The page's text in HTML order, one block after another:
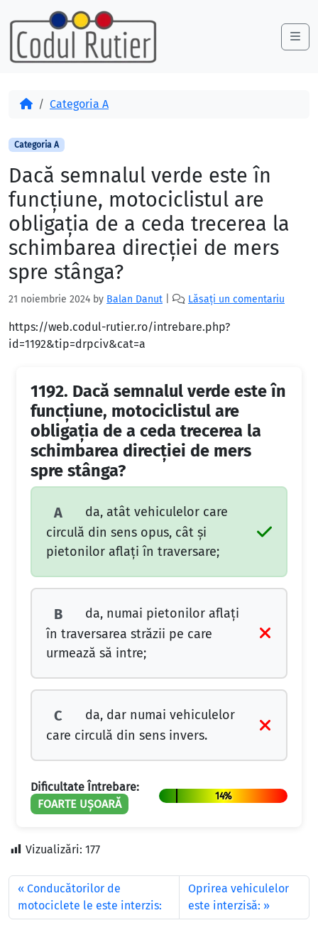
Skip to content
Skip to footer
AcasăCategoria A
Categoria A
Dacă semnalul verde este în
funcţiune, motociclistul are
obligaţia de a ceda trecerea la
schimbarea direcţiei de mers
spre stânga?
21 noiembrie 2024 by Balan Danut Lăsați un comentariu
https://web.codul-rutier.ro/intrebare.php?
id=1192&tip=drpciv&cat=a
1192. Dacă semnalul verde este în
funcţiune, motociclistul are
obligaţia de a ceda trecerea la
schimbarea direcţiei de mers
spre stânga?
A
da, atât vehiculelor care
circulă din sens opus, cât şi
pietonilor aflaţi în traversare;
B
da, numai pietonilor aflaţi
în traversarea străzii pe care
urmează să intre;
C
da, dar numai vehiculelor
care circulă din sens invers.
Dificultate Întrebare:
FOARTE UȘOARĂ
14%
Vizualizări: 177
Conducătorilor de
motociclete le este interzis:
Oprirea vehiculelor
este interzisă: